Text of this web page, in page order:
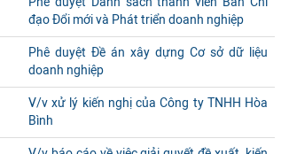
đạo Đổi mới và Phát triển doanh nghiệp
Phê duyệt Đề án xây dựng Cơ sở dữ liệu
doanh nghiệp
V/v xử lý kiến nghị của Công ty TNHH Hòa
Bình